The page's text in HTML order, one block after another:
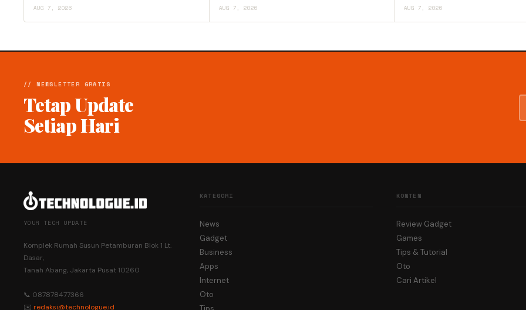
AUG 7, 2026 AUG 7, 2026 AUG 7, 2026
// NEWSLETTER GRATIS
Tetap Update
Setiap Hari
YOUR TECH UPDATE
Komplek Rumah Susun Petamburan Blok 1 Lt.
Dasar,
Tanah Abang, Jakarta Pusat 10260
📞 087878477366
✉️ redaksi@technologue.id
KATEGORI
News
Gadget
Business
Apps
Internet
Oto
KONTEN
Review Gadget
Games
Tips & Tutorial
Oto
Cari Artikel